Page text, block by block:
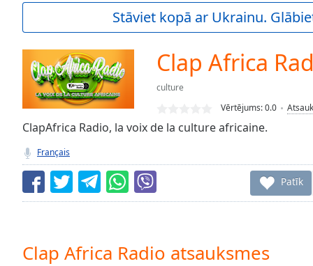
Current
Duration-:-
Loaded:
Stream
TypeLIVE
live,
currently
behind
LIVE
Remaining
Stāviet kopā ar Ukrainu.
Clap Africa
culture
Vērtējums:0.0
ClapAfrica Radio, la voix de la culture africaine.
Français
Patīk
Clap Africa Radio atsauksmes